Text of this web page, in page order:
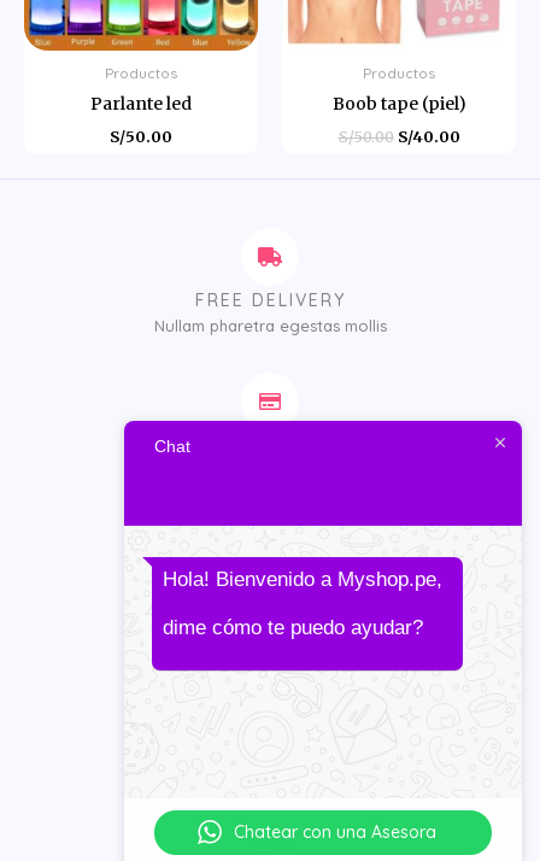
Productos
Parlante led
S/50.00
Productos
Boob tape (piel)
S/50.00 S/40.00
FREE DELIVERY
Nullam pharetra egestas mollis
TRACK ORDER
Mauris lacus nunc pellentesque
Chat
Hola! Bienvenido a Myshop.pe,
dime cómo te puedo ayudar?
Chatear con una Asesora